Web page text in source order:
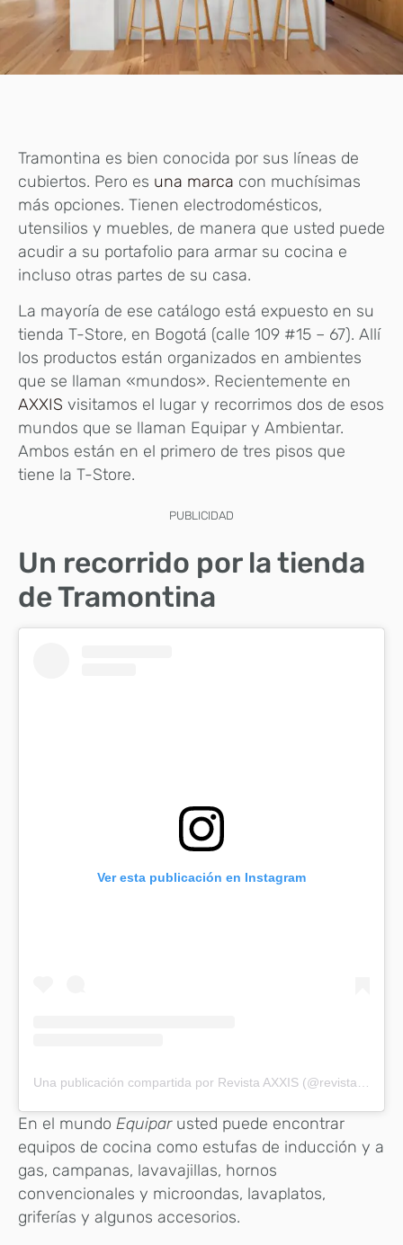
Tramontina es bien conocida por sus líneas de
cubiertos. Pero es una marca con muchísimas
más opciones. Tienen electrodomésticos,
utensilios y muebles, de manera que usted puede
acudir a su portafolio para armar su cocina e
incluso otras partes de su casa.
La mayoría de ese catálogo está expuesto en su
tienda T-Store, en Bogotá (calle 109 #15 – 67). Allí
los productos están organizados en ambientes
que se llaman «mundos». Recientemente en
AXXIS visitamos el lugar y recorrimos dos de esos
mundos que se llaman Equipar y Ambientar.
Ambos están en el primero de tres pisos que
tiene la T-Store.
PUBLICIDAD
Un recorrido por la tienda
de Tramontina
Ver esta publicación en Instagram
En el mundo Equiparusted puede encontrar
equipos de cocina como estufas de inducción y a
gas, campanas, lavavajillas, hornos
convencionales y microondas, lavaplatos,
griferías y algunos accesorios.